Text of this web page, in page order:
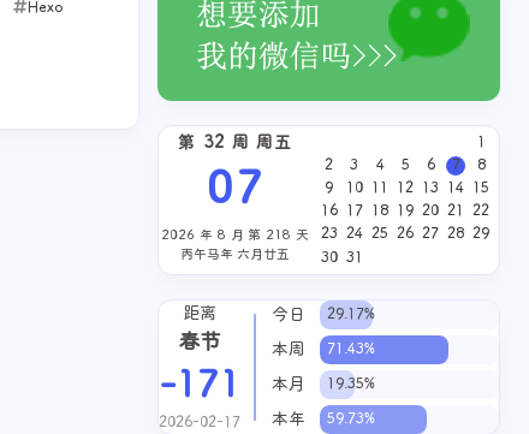
Hexo
第 32 周 周五
07
2026 年 8 月 第 218 天
丙午马年 六月廿五
1
2
3 4 5 6 7
8
9
10 11 12 13 14 15
16 17 18 19 20 21
22
23 24 25 26 27 28 29
30 31
距离
春节
-171
2026-02-17
今日 29.17%
本周 71.43%
本月 19.35%
本年 59.73%